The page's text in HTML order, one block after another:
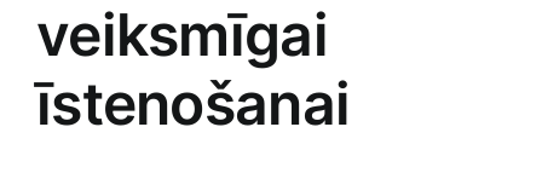
Smaržas, kosmētika
veiksmīgai
īstenošanai